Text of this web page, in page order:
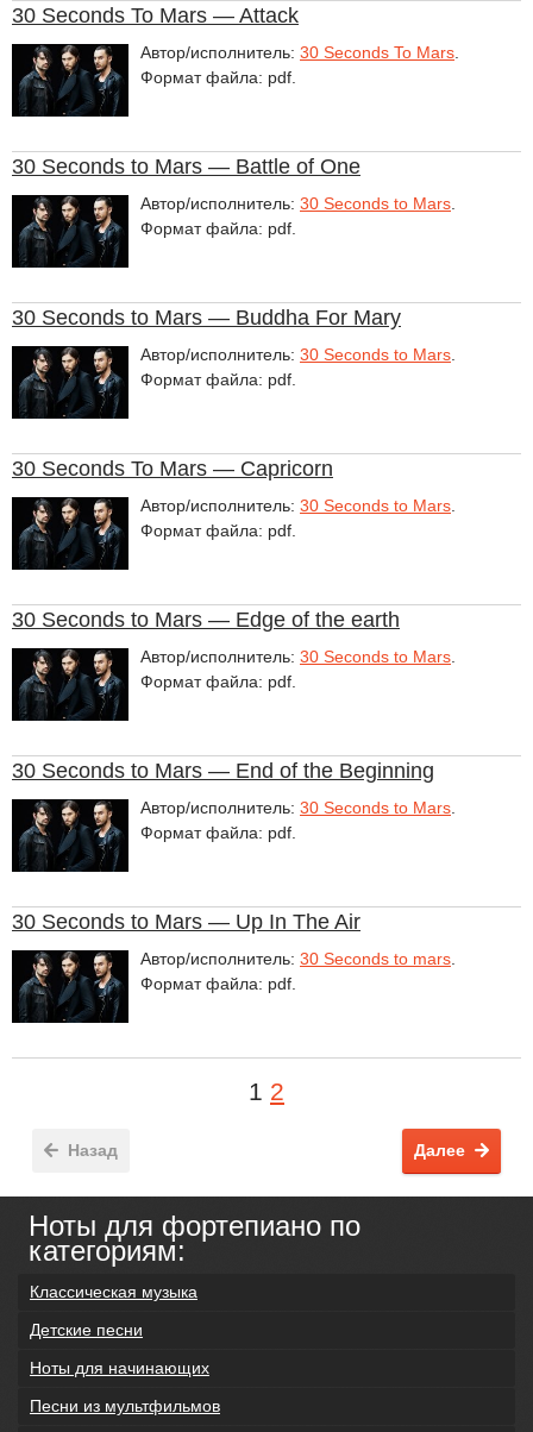
30 Seconds To Mars — Attack
Автор/исполнитель: 30 Seconds To Mars
Формат файла: pdf.
30 Seconds to Mars — Battle of One
Автор/исполнитель: 30 Seconds to Mars
Формат файла: pdf.
30 Seconds to Mars — Buddha For Mary
Автор/исполнитель: 30 Seconds to Mars
Формат файла: pdf.
30 Seconds To Mars — Capricorn
Автор/исполнитель: 30 Seconds to Mars
Формат файла: pdf.
30 Seconds to Mars — Edge of the earth
Автор/исполнитель: 30 Seconds to Mars
Формат файла: pdf.
30 Seconds to Mars — End of the Beginning
Автор/исполнитель: 30 Seconds to Mars
Формат файла: pdf.
30 Seconds to Mars — Up In The Air
Автор/исполнитель: 30 Seconds to mars
Формат файла: pdf.
1 2
Далее
Назад
Ноты для фортепиано по
категориям:
Классическая музыка
Детские песни
Ноты для начинающих
Песни из мультфильмов